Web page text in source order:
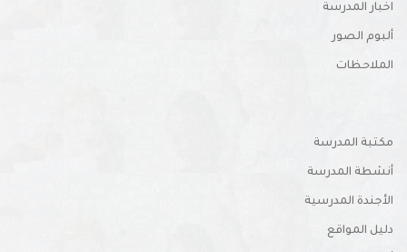
اخبار المدرسة
ألبوم الصور
الملاحظات
مكتبة المدرسة
أنشطة المدرسة
الأجندة المدرسية
دليل المواقع